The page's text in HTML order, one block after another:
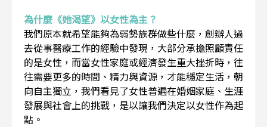
為什麼《她渴望》以女性為主？
我們原本就希望能夠為弱勢族群做些什麼，創辦人過
去從事醫療工作的經驗中發現，大部分承擔照顧責任
的是女性，而當女性家庭或經濟發生重大挫折時，往
往需要更多的時間、精力與資源，才能穩定生活，朝
向自主獨立，我們看見了女性普遍在婚姻家庭、生涯
發展與社會上的挑戰，是以讓我們決定以女性作為起
點。